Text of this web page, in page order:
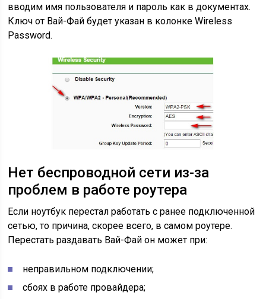
вводим имя пользователя и пароль как в документах.
Ключ от Вай-Фай будет указан в колонке Wireless
Password.
Нет беспроводной сети из-за
проблем в работе роутера
Если ноутбук перестал работать с ранее подключенной
сетью, то причина, скорее всего, в самом роутере.
Перестать раздавать Вай-Фай он может при:
неправильном подключении;
сбоях в работе провайдера;